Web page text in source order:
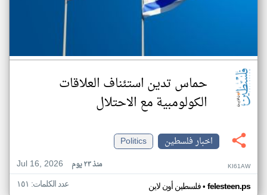
حماس تدين استئناف العلاقات
الكولومبية مع الاحتلال
اخبار فلسطين
Politics
Jul 16, 2026
منذ ٢٣ يوم KI61AW
فلسطين أون لاين• felesteen.ps عدد الكلمات: ١٥١